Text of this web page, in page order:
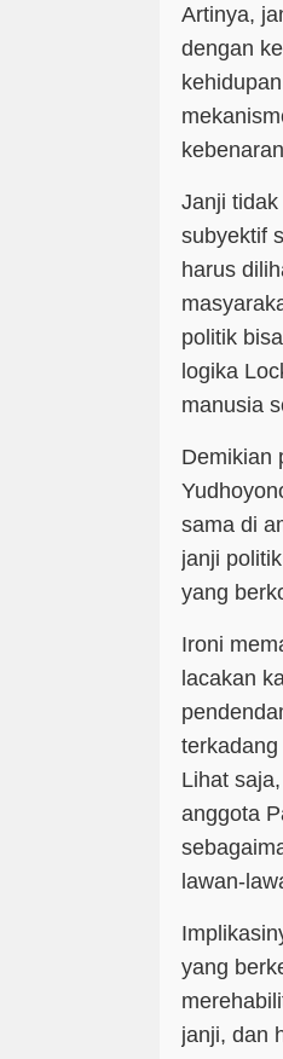
Artinya,
dengan
Janji tidak
subyektif
harus
politik
logika
manusia
Demikian
sama di
janji
yang
Ironi
lacakan
Lihat
anggota
lawan-
yang
janji, dan